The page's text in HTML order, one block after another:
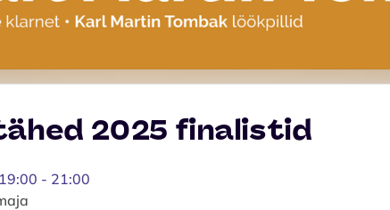
2025 finalistid
- 21:00